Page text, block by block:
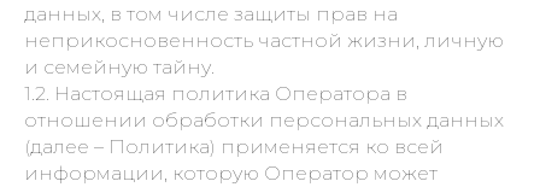
данных, в том числе защиты прав на
неприкосновенность частной жизни, личную
и семейную тайну.
1.2. Настоящая политика Оператора в
отношении обработки персональных данных
(далее – Политика) применяется ко всей
информации, которую Оператор может